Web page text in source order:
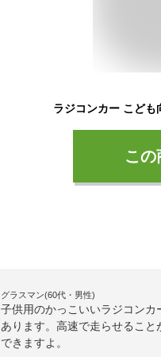
こ
グラスマン(60代・男性)
子供用のかっこいいラジコン
あります。高速で走らせるこ
できますよ。